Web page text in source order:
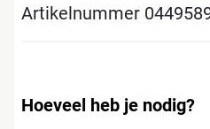
Artikelnummer
Hoeveel heb je nodig?